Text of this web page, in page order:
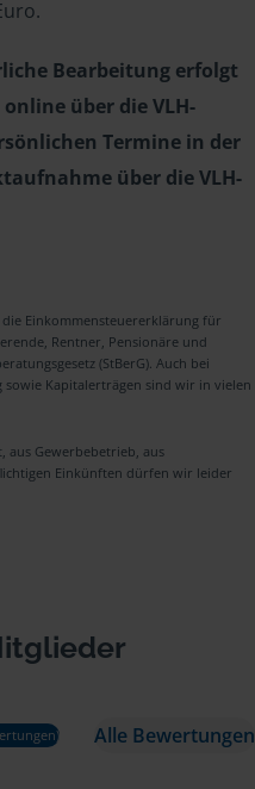
Bearbeitung erfolgt
über die VLH-
Termine in der
über die VLH-
Einkommensteuererklärung für
Rentner, Pensionäre und
(StBerG). Auch bei
Kapitalerträgen sind wir in vielen
aus Gewerbebetrieb, aus
Einkünften dürfen wir leider
Alle Bewertungen